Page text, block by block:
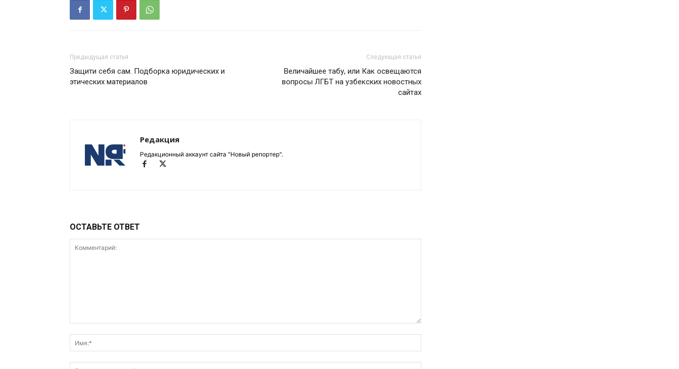
Предыдущая статья
Защити себя сам. Подборка юридических и
этических материалов
Следующая статья
Величайшее табу, или Как освещаются
вопросы ЛГБТ на узбекских новостных
сайтах
Редакция
Редакционный аккаунт сайта "Новый репортер".
ОСТАВЬТЕ ОТВЕТ